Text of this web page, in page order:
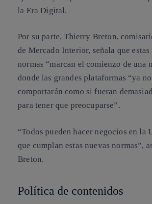
la Era Digital.
Por su parte, Thierry Breton,
de Mercado Interior, señala que estas
normas “marcan el comienzo de una
donde las grandes plataformas “ya no
comportarán como si fueran
para tener que preocuparse”.
“Todos pueden hacer negocios en la
que cumplan estas nuevas normas”,
Breton.
Política de contenidos